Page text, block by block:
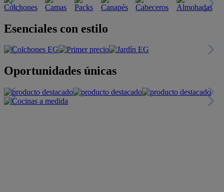
Esenciales con estilo
Oportunidades únicas